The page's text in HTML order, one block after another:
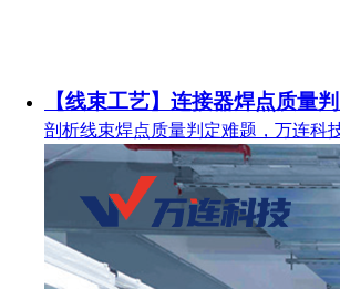
【线束工艺】连接器焊点质
剖析线束焊点质量判定难题，万连科